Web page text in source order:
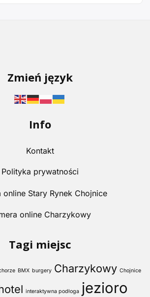
Zmień język
Info
Kontakt
Polityka prywatności
online Stary Rynek Chojnice
online Charzykowy
Tagi miejsc
BMX burgery Charzykowy Chojnice
interaktywna podłoga jezioro